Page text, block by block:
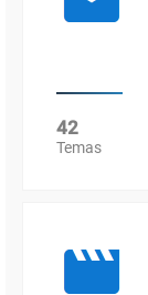
42
Temas